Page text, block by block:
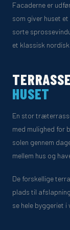
Facaderne er
som giver huset
sorte
et klassisk
TERRASSE
HUSET
En stor
med mulighed for
solen gennem
mellem hus og
De forskellige
plads til
se hele byggeriet i